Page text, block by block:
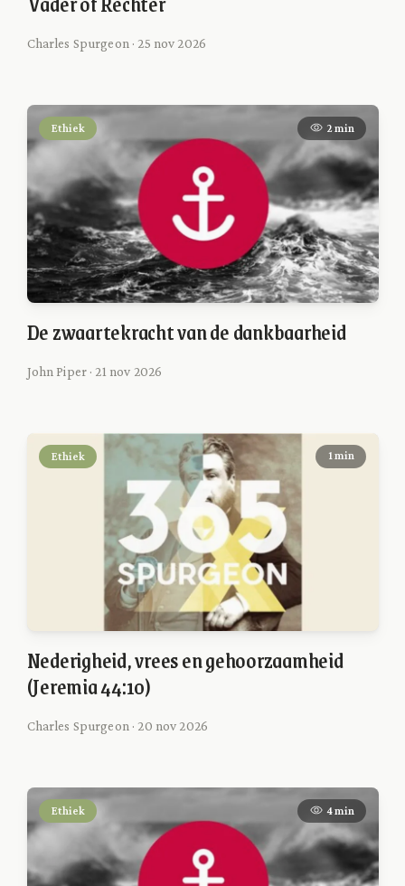
Charles Spurgeon · 25 nov 2026
Ethiek 2 min
De zwaartekracht van de dankbaarheid
John Piper · 21 nov 2026
Ethiek 1 min
Nederigheid, vrees en gehoorzaamheid
(Jeremia 44:10)
Charles Spurgeon · 20 nov 2026
Ethiek 4 min